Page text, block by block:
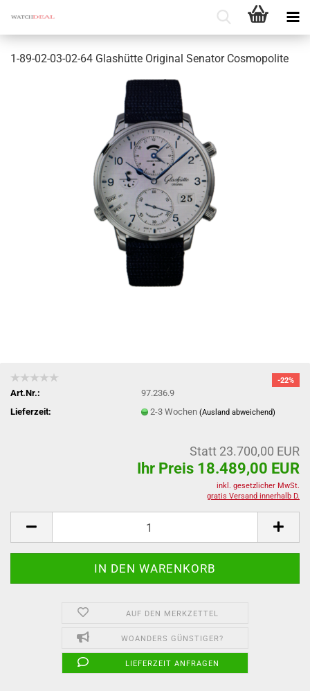
1-​89-02-03-02-64 Glas­hüt­te Ori­gi­nal Se­na­tor Cos­mo­po­li­te
-22%
Art.Nr.:
97.236.9
Lieferzeit:
2-3 Wochen(Ausland abweichend)
Statt 23.700,00 EUR
Ihr Preis 18.489,00 EUR
inkl. gesetzlicher MwSt.
gratis Versand innerhalb D.
AUF DEN MERKZETTEL
WOANDERS GÜNSTIGER?
LIEFERZEIT ANFRAGEN